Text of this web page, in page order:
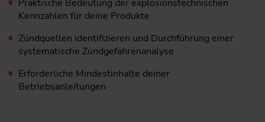
Praktische Bedeutung der explosionstechnischen
Kennzahlen für deine Produkte
Zündquellen identifizieren und Durchführung einer
systematische Zündgefahrenanalyse
Erforderliche Mindestinhalte deiner
Betriebsanleitungen